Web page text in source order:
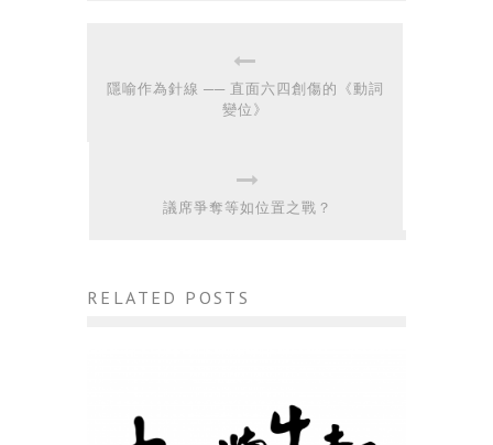
隱喻作為針線 ── 直面六四創傷的《動詞
變位》
議席爭奪等如位置之戰？
RELATED POSTS